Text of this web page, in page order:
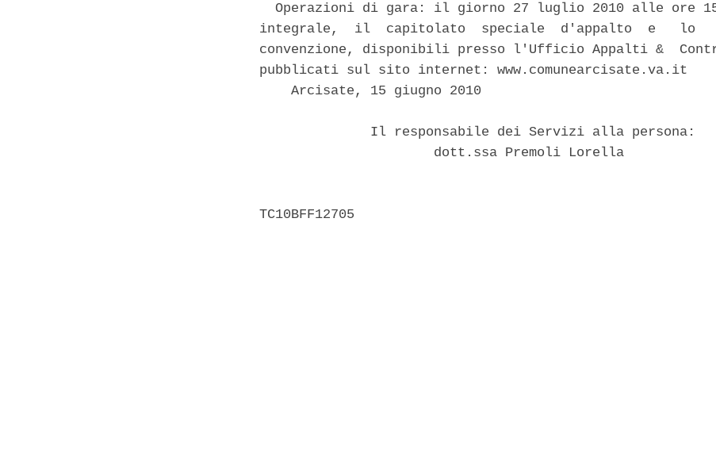
Operazioni di gara: il giorno 27 luglio 2010 alle ore
integrale,  il  capitolato  speciale  d'appalto  e   lo
convenzione, disponibili presso l'Ufficio Appalti &
pubblicati sul sito internet: www.comunearcisate.va.it
    Arcisate, 15 giugno 2010
              Il responsabile dei Servizi alla persona:
                      dott.ssa Premoli Lorella